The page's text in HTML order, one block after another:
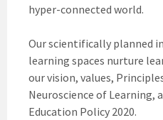
hyper-connected world.
Our scientifically planned
learning spaces nurture
our vision, values,
Neuroscience of Learning,
Education Policy 2020.